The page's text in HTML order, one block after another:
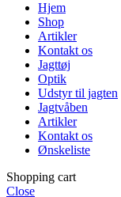
Hjem
Shop
Artikler
Kontakt os
Jagttøj
Optik
Udstyr til jagten
Jagtvåben
Artikler
Kontakt os
Ønskeliste
Shopping cart
Close